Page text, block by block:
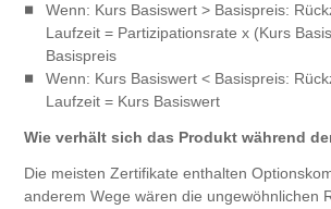
Wenn: Kurs Basiswert > Basispreis:
Laufzeit = Partizipationsrate x (Kurs
Basispreis
Wenn: Kurs Basiswert < Basispreis:
Laufzeit = Kurs Basiswert
Wie verhält sich das Produkt während
Die meisten Zertifikate enthalten
anderem Wege wären die ungewöhnlichen